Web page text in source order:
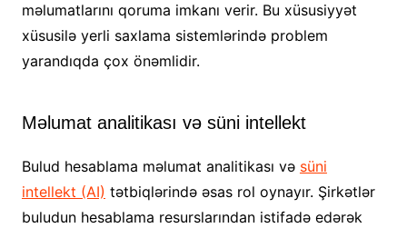
məlumatlarını qoruma imkanı verir. Bu xüsusiyyət
xüsusilə yerli saxlama sistemlərində problem
yarandıqda çox önəmlidir.
Məlumat analitikası və süni intellekt
Bulud hesablama məlumat analitikası və süni
intellekt (AI) tətbiqlərində əsas rol oynayır. Şirkətlər
buludun hesablama resurslarından istifadə edərək